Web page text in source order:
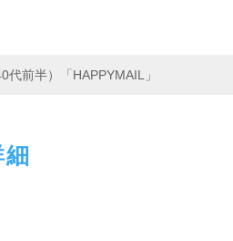
前半）「HAPPYMAIL」